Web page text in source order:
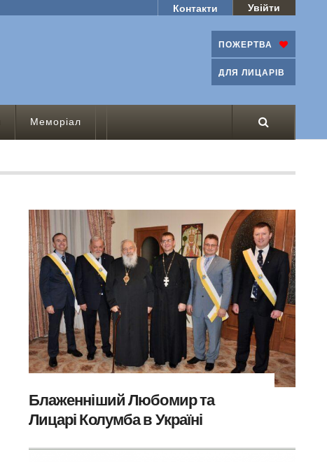
Контакти Увійти
ПОЖЕРТВА
ДЛЯ ЛИЦАРІВ
Меморіал
Блаженніший Любомир та
Лицарі Колумба в Україні